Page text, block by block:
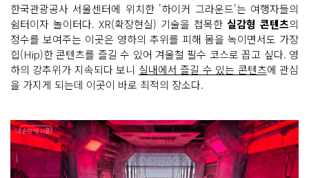
한국관광공사 서울센터에 위치한 '하이커 그라운드'는 여행자들의
쉼터이자 놀이터다. XR(확장현실) 기술을 접목한 실감형 콘텐츠의
정수를 보여주는 이곳은 영하의 추위를 피해 몸을 녹이면서도 가장
힙(Hip)한 콘텐츠를 즐길 수 있어 겨울철 필수 코스로 꼽고 싶다. 영
하의 강추위가 지속되다 보니 실내에서 즐길 수 있는 콘텐츠에 관심
을 가지게 되는데 이곳이 바로 최적의 장소다.